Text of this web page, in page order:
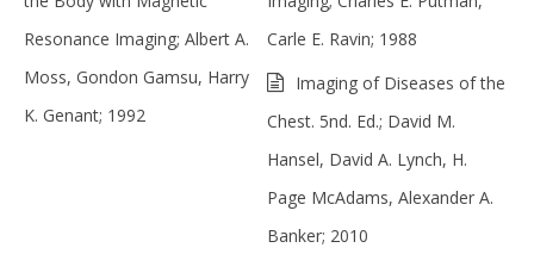
Resonance Imaging; Albert A.
Moss, Gondon Gamsu, Harry
K. Genant; 1992
Carle E. Ravin; 1988
Imaging of Diseases of the
Chest. 5nd. Ed.; David M.
Hansel, David A. Lynch, H.
Page McAdams, Alexander A.
Banker; 2010